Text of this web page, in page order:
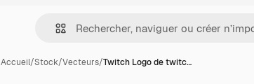
Accueil/Stock/Vecteurs/Twitch Logo de twitc…